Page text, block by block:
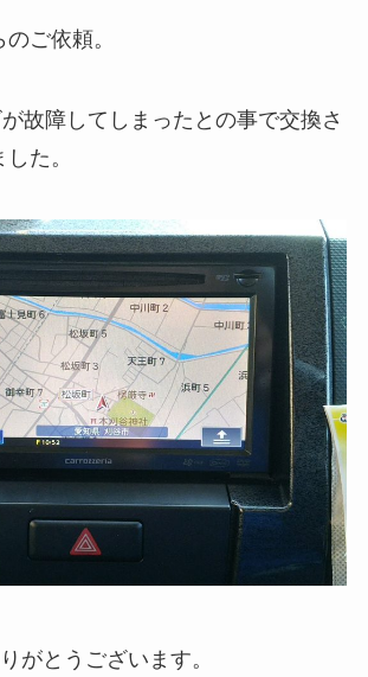
ご依頼。
故障してしまったとの事で交換さ
た。
がとうございます。